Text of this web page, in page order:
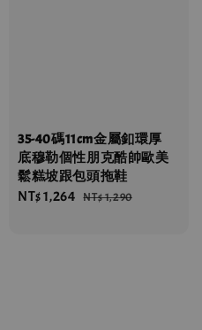
35-40碼11cm金屬釦環厚
底穆勒個性朋克酷帥歐美
鬆糕坡跟包頭拖鞋
Sale
NT$ 1,264 Regular
NT$ 1,290